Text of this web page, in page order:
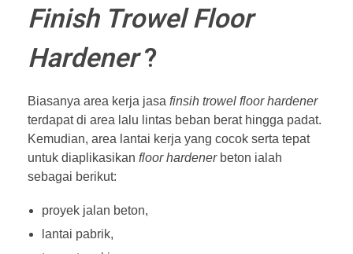
Finish Trowel Floor
Hardener?
Biasanya area kerja jasa finsih trowel floor hardener
terdapat di area lalu lintas beban berat hingga padat.
Kemudian, area lantai kerja yang cocok serta tepat
untuk diaplikasikan floor hardenerbeton ialah
sebagai berikut:
proyek jalan beton,
lantai pabrik,